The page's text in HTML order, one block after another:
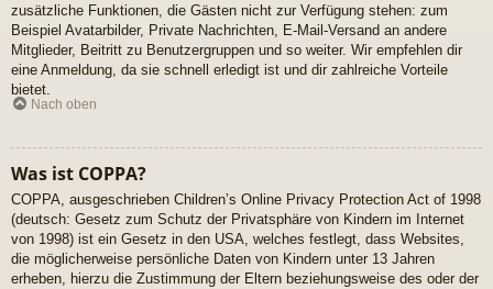
zusätzliche Funktionen, die Gästen nicht zur Verfügung stehen: zum
Beispiel Avatarbilder, Private Nachrichten, E-Mail-Versand an andere
Mitglieder, Beitritt zu Benutzergruppen und so weiter. Wir empfehlen dir
eine Anmeldung, da sie schnell erledigt ist und dir zahlreiche Vorteile
bietet.
Nach oben
Was ist COPPA?
COPPA, ausgeschrieben Children’s Online Privacy Protection Act of 1998
(deutsch: Gesetz zum Schutz der Privatsphäre von Kindern im Internet
von 1998) ist ein Gesetz in den USA, welches festlegt, dass Websites,
die möglicherweise persönliche Daten von Kindern unter 13 Jahren
erheben, hierzu die Zustimmung der Eltern beziehungsweise des oder der